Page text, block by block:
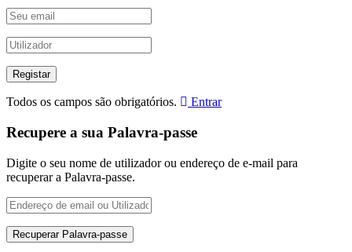
Todos os campos são obrigatórios. Entrar
Recupere a sua Palavra-passe
Digite o seu nome de utilizador ou endereço de e-mail para
recuperar a Palavra-passe.